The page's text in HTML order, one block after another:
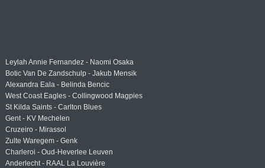
Leylah Annie Fernandez - Naomi Osaka
Botic Van De Zandschulp - Jakub Mensik
Alexandra Eala - Belinda Bencic
West Coast Eagles - Collingwood Magpies
St Kilda Saints - Carlton Blues
Gent - KV Mechelen
Cruzeiro - Mirassol
Zulte Waregem - Genk
Charleroi - Oud-Heverlee Leuven
Anderlecht - RAAL La Louvière